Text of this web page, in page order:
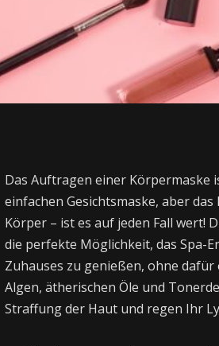
Das Auftragen einer Körpermaske
einfachen Gesichtsmaske, aber
Körper – ist es auf jeden Fall wert!
die perfekte Möglichkeit, das Spa-
Zuhauses zu genießen, ohne
Algen, ätherischen Öle und
Straffung der Haut und regen Ihr